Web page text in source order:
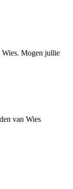
Wies. Mogen jullie
van Wies